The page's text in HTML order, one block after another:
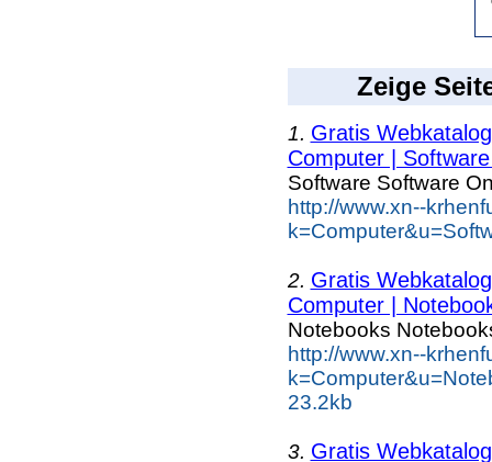
Zeige
1. Gratis
Computer |
Software Software
http://www.xn--
2. Gratis
Computer |
Notebooks
http://www.xn--
23.2kb
3. Gratis